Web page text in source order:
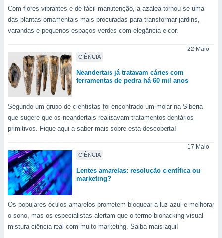
de
através
nós e
únicos
para
e
como a
este sitio
IP e
de
possam
seus
com
Com flores vibrantes e de fácil manutenção, a azálea tornou-se uma
das plantas ornamentais mais procuradas para transformar jardins,
varandas e pequenos espaços verdes com elegância e cor.
CIÊNCIA
22 Maio
Neandertais já tratavam cáries com
ferramentas de pedra há 60 mil anos
Segundo um grupo de cientistas foi encontrado um molar na Sibéria
que sugere que os neandertais realizavam tratamentos dentários
primitivos. Fique aqui a saber mais sobre esta descoberta!
CIÊNCIA
17 Maio
Lentes amarelas: resolução científica ou
marketing?
Os populares óculos amarelos prometem bloquear a luz azul e melhorar
o sono, mas os especialistas alertam que o termo biohacking visual
mistura ciência real com muito marketing. Saiba mais aqui!